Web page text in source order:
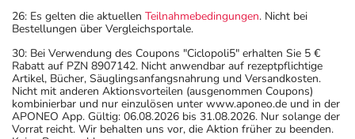
26: Es gelten die aktuellen Teilnahmebedingungen. Nicht bei
Bestellungen über Vergleichsportale.
30: Bei Verwendung des Coupons "Ciclopoli5" erhalten Sie 5 €
Rabatt auf PZN 8907142. Nicht anwendbar auf rezeptpflichtige
Artikel, Bücher, Säuglingsanfangsnahrung und Versandkosten.
Nicht mit anderen Aktionsvorteilen (ausgenommen Coupons)
kombinierbar und nur einzulösen unter www.aponeo.de und in der
APONEO App. Gültig: 06.08.2026 bis 31.08.2026. Nur solange der
Vorrat reicht. Wir behalten uns vor, die Aktion früher zu beenden.